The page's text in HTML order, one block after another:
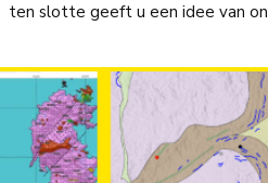
ten slotte geeft u een idee van